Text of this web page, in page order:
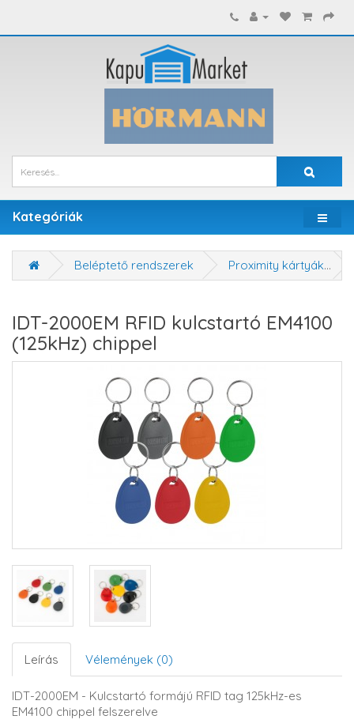
Kategóriák
Beléptető rendszerek Proximity kártyák
IDT-2000EM RFID kulcstartó EM4100
(125kHz) chippel
Leírás Vélemények (0)
IDT-2000EM - Kulcstartó formájú RFID tag 125kHz-es
EM4100 chippel felszerelve